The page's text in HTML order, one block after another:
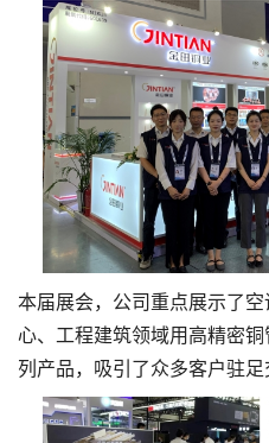
本届展会，公司重点展示了
心、工程建筑领域用高精密
列产品，吸引了众多客户驻足